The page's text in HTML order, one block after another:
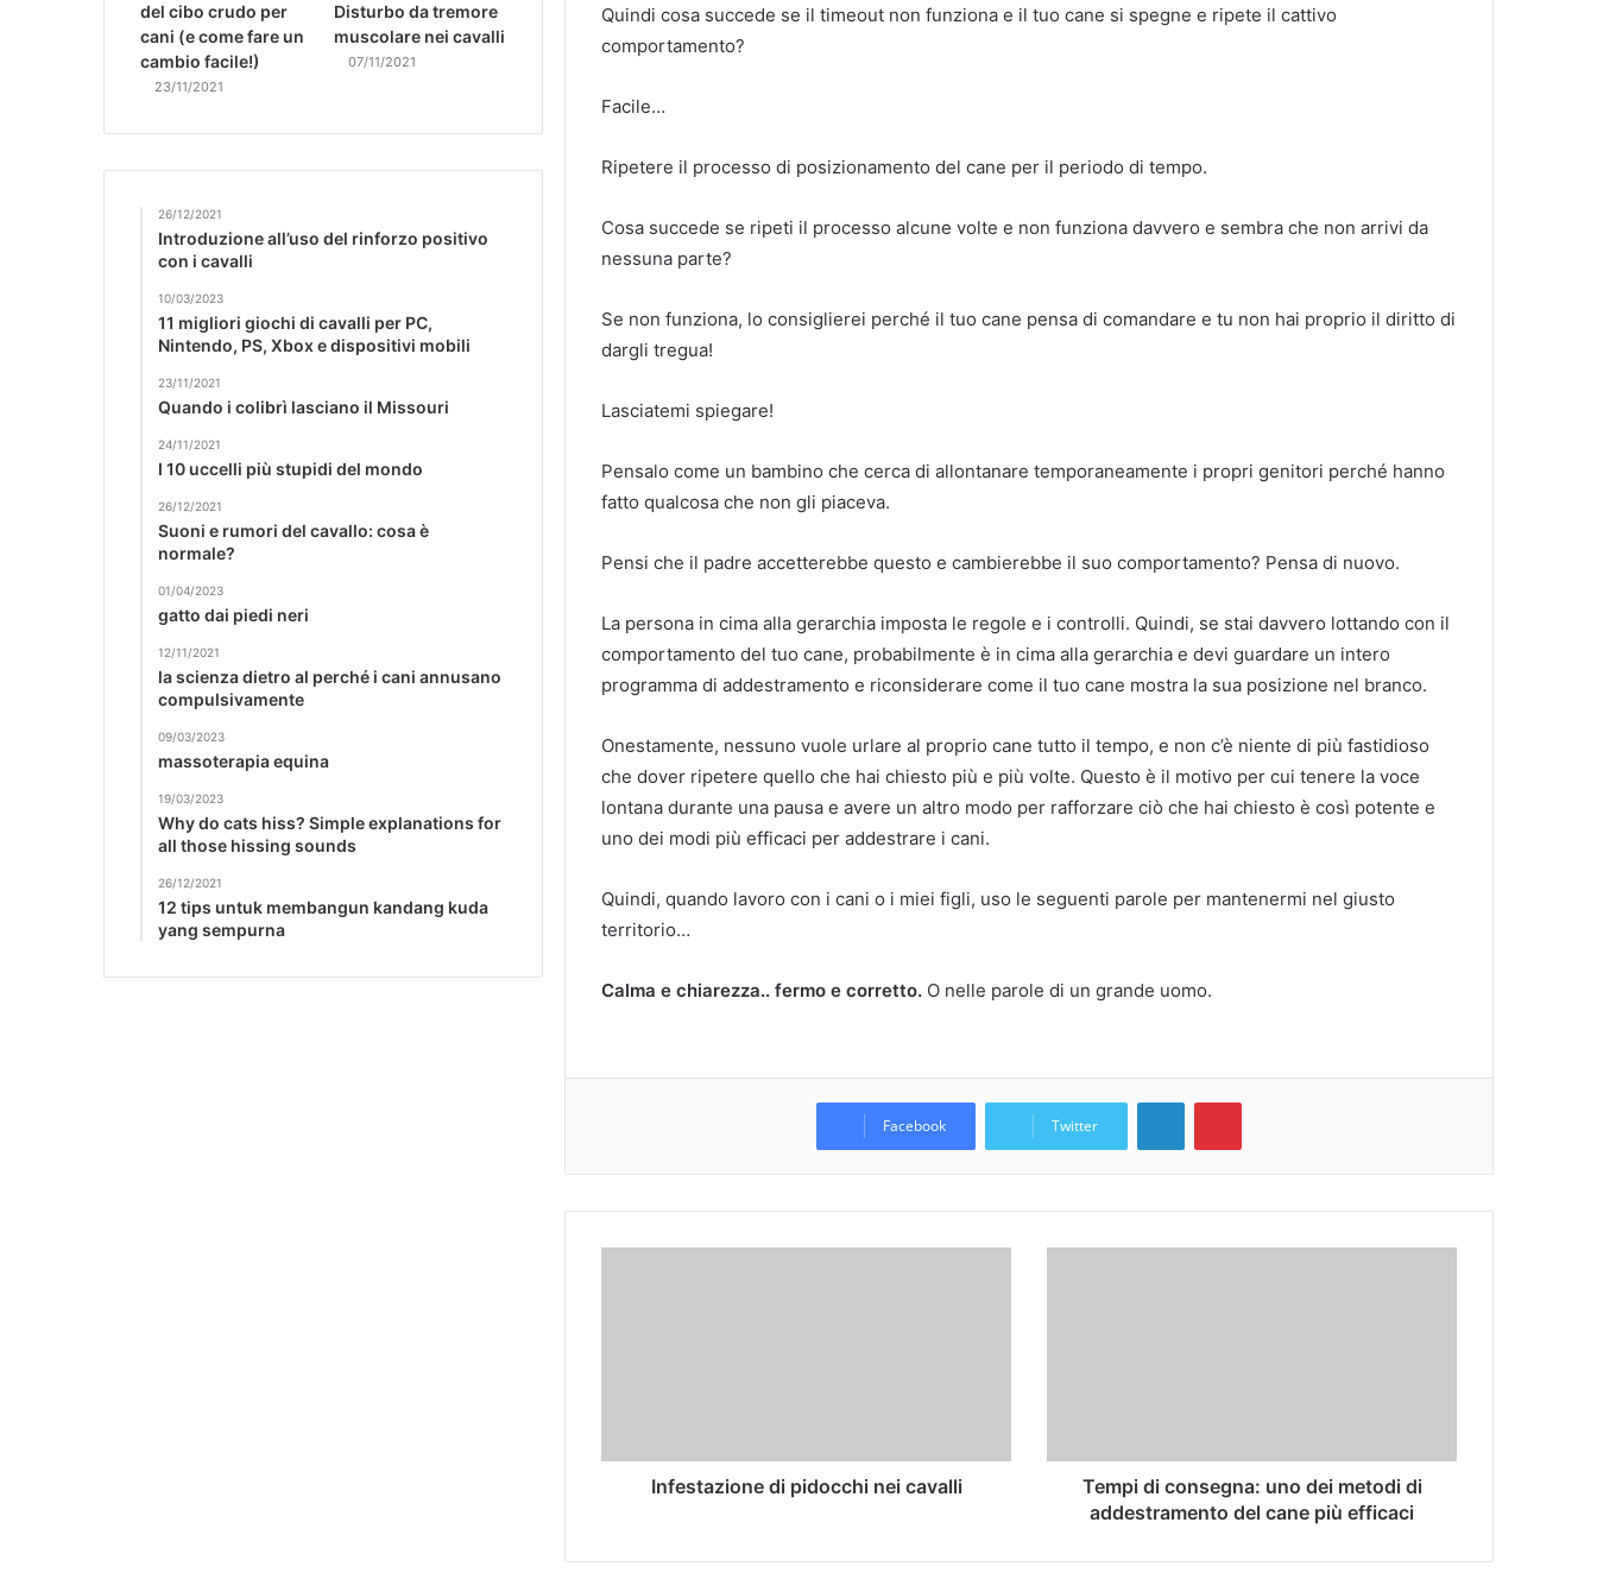
Quindi cosa succede se il timeout non funziona e il tuo cane si spegne e ripete il cattivo
comportamento?
Facile…
Ripetere il processo di posizionamento del cane per il periodo di tempo.
Cosa succede se ripeti il ​​processo alcune volte e non funziona davvero e sembra che non arrivi da
nessuna parte?
Se non funziona, lo consiglierei perché il tuo cane pensa di comandare e tu non hai proprio il diritto di
dargli tregua!
Lasciatemi spiegare!
Pensalo come un bambino che cerca di allontanare temporaneamente i propri genitori perché hanno
fatto qualcosa che non gli piaceva.
Pensi che il padre accetterebbe questo e cambierebbe il suo comportamento? Pensa di nuovo.
La persona in cima alla gerarchia imposta le regole e i controlli. Quindi, se stai davvero lottando con il
comportamento del tuo cane, probabilmente è in cima alla gerarchia e devi guardare un intero
programma di addestramento e riconsiderare come il tuo cane mostra la sua posizione nel branco.
Onestamente, nessuno vuole urlare al proprio cane tutto il tempo, e non c’è niente di più fastidioso
che dover ripetere quello che hai chiesto più e più volte. Questo è il motivo per cui tenere la voce
lontana durante una pausa e avere un altro modo per rafforzare ciò che hai chiesto è così potente e
uno dei modi più efficaci per addestrare i cani.
Quindi, quando lavoro con i cani o i miei figli, uso le seguenti parole per mantenermi nel giusto
territorio…
Calma e chiarezza.. fermo e corretto. O nelle parole di un grande uomo.
Facebook Twitter
Infestazione di pidocchi nei cavalli
Tempi di consegna: uno dei metodi di
addestramento del cane più efficaci
del cibo crudo per
cani (e come fare un
cambio facile!)
23/11/2021
Disturbo da tremore
muscolare nei cavalli
07/11/2021
26/12/2021
Introduzione all’uso del rinforzo positivo
con i cavalli
10/03/2023
11 migliori giochi di cavalli per PC,
Nintendo, PS, Xbox e dispositivi mobili
23/11/2021
Quando i colibrì lasciano il Missouri
24/11/2021
I 10 uccelli più stupidi del mondo
26/12/2021
Suoni e rumori del cavallo: cosa è
normale?
01/04/2023
gatto dai piedi neri
12/11/2021
la scienza dietro al perché i cani annusano
compulsivamente
09/03/2023
massoterapia equina
19/03/2023
Why do cats hiss? Simple explanations for
all those hissing sounds
26/12/2021
12 tips untuk membangun kandang kuda
yang sempurna